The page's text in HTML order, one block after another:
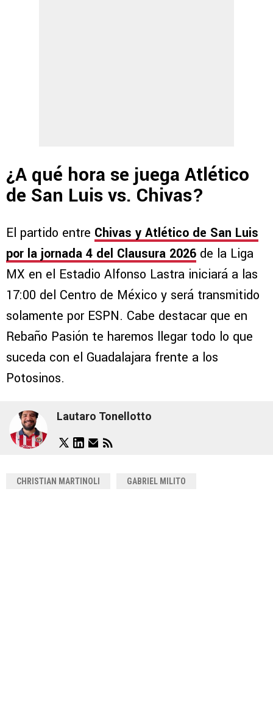
¿A qué hora se juega Atlético
de San Luis vs. Chivas?
El partido entre Chivas y Atlético de San Luis
por la jornada 4 del Clausura 2026 de la Liga
MX en el Estadio Alfonso Lastra iniciará a las
17:00 del Centro de México y será transmitido
solamente por ESPN. Cabe destacar que en
Rebaño Pasión te haremos llegar todo lo que
suceda con el Guadalajara frente a los
Potosinos.
Lautaro Tonellotto
CHRISTIAN MARTINOLI GABRIEL MILITO